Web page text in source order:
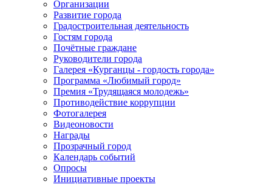
Организации
Развитие города
Градостроительная деятельность
Гостям города
Почётные граждане
Руководители города
Галерея «Курганцы - гордость города»
Программа «Любимый город»
Премия «Трудящаяся молодежь»
Противодействие коррупции
Фотогалерея
Видеоновости
Награды
Прозрачный город
Календарь событий
Опросы
Инициативные проекты